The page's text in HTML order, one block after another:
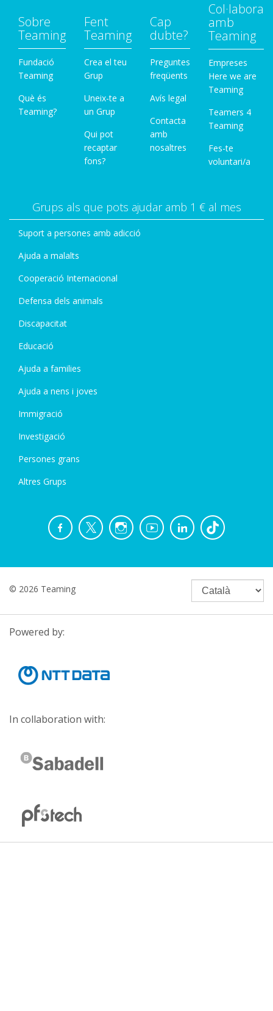
Sobre
Teaming
Fundació
Teaming
Què és
Teaming?
Fent
Teaming
Crea el teu
Grup
Uneix-te a
un Grup
Qui pot
recaptar
fons?
Cap
dubte?
Preguntes
freqüents
Avís legal
Contacta
amb
nosaltres
Col·labora
amb
Teaming
Empreses
Here we are
Teaming
Teamers 4
Teaming
Fes-te
voluntari/a
Grups als que pots ajudar amb 1 € al mes
Suport a persones amb adicció
Ajuda a malalts
Cooperació Internacional
Defensa dels animals
Discapacitat
Educació
Ajuda a families
Ajuda a nens i joves
Immigració
Investigació
Persones grans
Altres Grups
© 2026 Teaming
Powered by:
In collaboration with: